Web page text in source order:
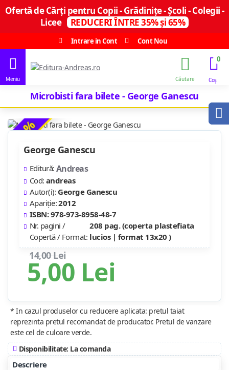
Ofertă de Cărți pentru Copii - Grădinițe - Școli - Colegii -
Licee
REDUCERI ÎNTRE 35% și 65%
Intrare in Cont
Cont Nou
0
Microbisti fara bilete - George Ganescu
-64 %
5,00 Lei
14,00 Lei
George Ganescu
Editură: Andreas
Cod: andreas
Autor(i): George Ganescu
Apariție:2012
ISBN: 978-973-8958-48-7
Nr. pagini /
Copertă / Format:
208 pag. (coperta plastefiata
lucios | format 13x20 )
* In cazul produselor cu reducere aplicata: pretul taiat
reprezinta pretul recomandat de producator. Pretul de vanzare
este cel de culoare verde.
Disponibilitate: La comanda
Descriere